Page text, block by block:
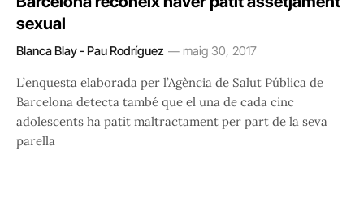
sexual
Blanca Blay - Pau Rodríguez maig 30, 2017
L’enquesta elaborada per l’Agència de Salut Pública de
Barcelona detecta també que el una de cada cinc
adolescents ha patit maltractament per part de la seva
parella